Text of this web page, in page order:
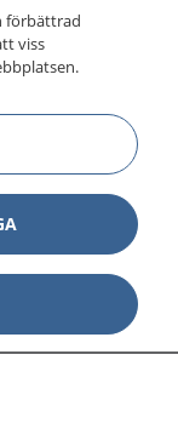
Visa
Visa
förbättrad
viss